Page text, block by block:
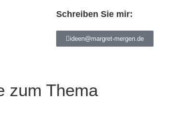
Schreiben Sie mir:
ideen@margret-mergen.de
zum Thema